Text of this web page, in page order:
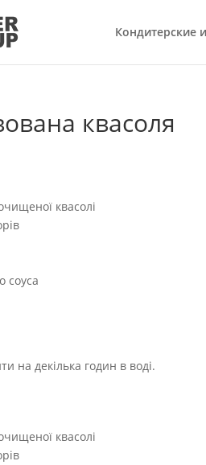
Кондитерcкие
квасоля
квасолі
соуса
на декілька годин в воді.
квасолі